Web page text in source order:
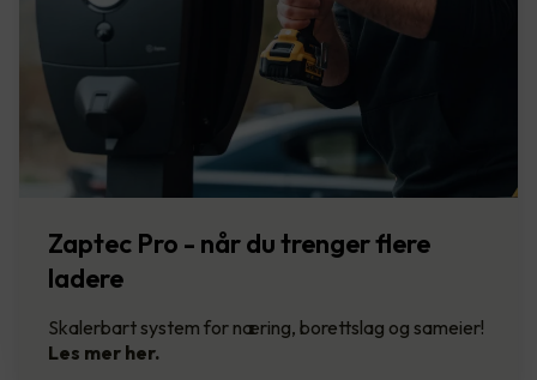
Zaptec Pro - når du trenger flere
ladere
Skalerbart system for næring, borettslag og sameier!
Les mer her.